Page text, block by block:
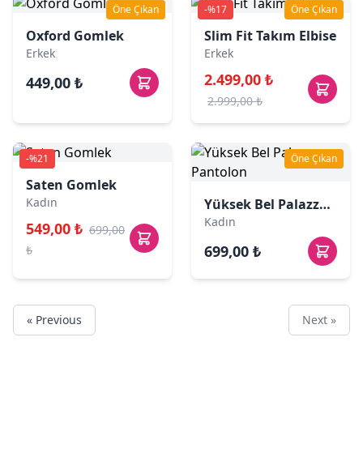
Öne Çıkan
Oxford Gomlek
Erkek
449,00 ₺
-%17 Öne Çıkan
Slim Fit Takım Elbise
Erkek
2.499,00 ₺
2.999,00 ₺
-%21
Saten Gomlek
Kadın
549,00 ₺ 699,00
₺
Öne Çıkan
Yüksek Bel Palazzo Pantolon
Kadın
699,00 ₺
« Previous Next »